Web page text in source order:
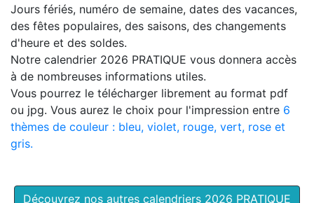
Jours fériés, numéro de semaine, dates des vacances,
des fêtes populaires, des saisons, des changements
d'heure et des soldes.
Notre calendrier 2026 PRATIQUE vous donnera accès
à de nombreuses informations utiles.
Vous pourrez le télécharger librement au format pdf
ou jpg. Vous aurez le choix pour l'impression entre 6
thèmes de couleur : bleu, violet, rouge, vert, rose et
gris.
Découvrez nos autres calendriers 2026 PRATIQUE